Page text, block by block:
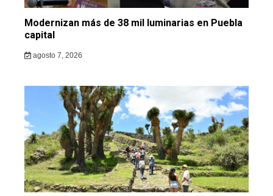
Modernizan más de 38 mil luminarias en Puebla
capital
agosto 7, 2026